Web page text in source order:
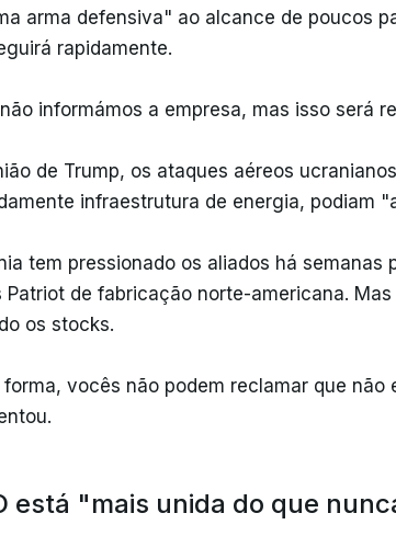
arma defensiva" ao alcance de poucos
rapidamente.
informámos a empresa, mas isso será
de Trump, os ataques aéreos
infraestrutura de energia, podiam
tem pressionado os aliados há semanas
Patriot de fabricação norte-americana.
os stocks.
forma, vocês não podem reclamar que
está "mais unida do que